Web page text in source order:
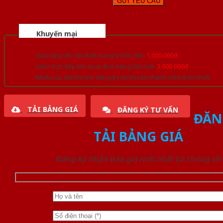
Khuyến mại
Quà tặng đồ nội thất trang trí lên đến 1.000.000đ
Giảm trực tiếp khi mua đơn hàng lớn hơn 3.000.000đ
Nhiều ưu đãi lớn khi đăng ký tài khoản thành viên thân thiết
TẢI BẢNG GIÁ ĐĂNG KÝ TƯ VẤN
TẢI BẢNG GIÁ
Đăng ký nhận báo giá mới nhất từ chúng tôi